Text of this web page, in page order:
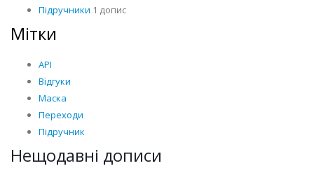
Підручники 1 допис
Мітки
API
Відгуки
Маска
Переходи
Підручник
Нещодавні дописи